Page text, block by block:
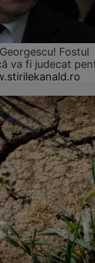
Fostul
va fi judecat